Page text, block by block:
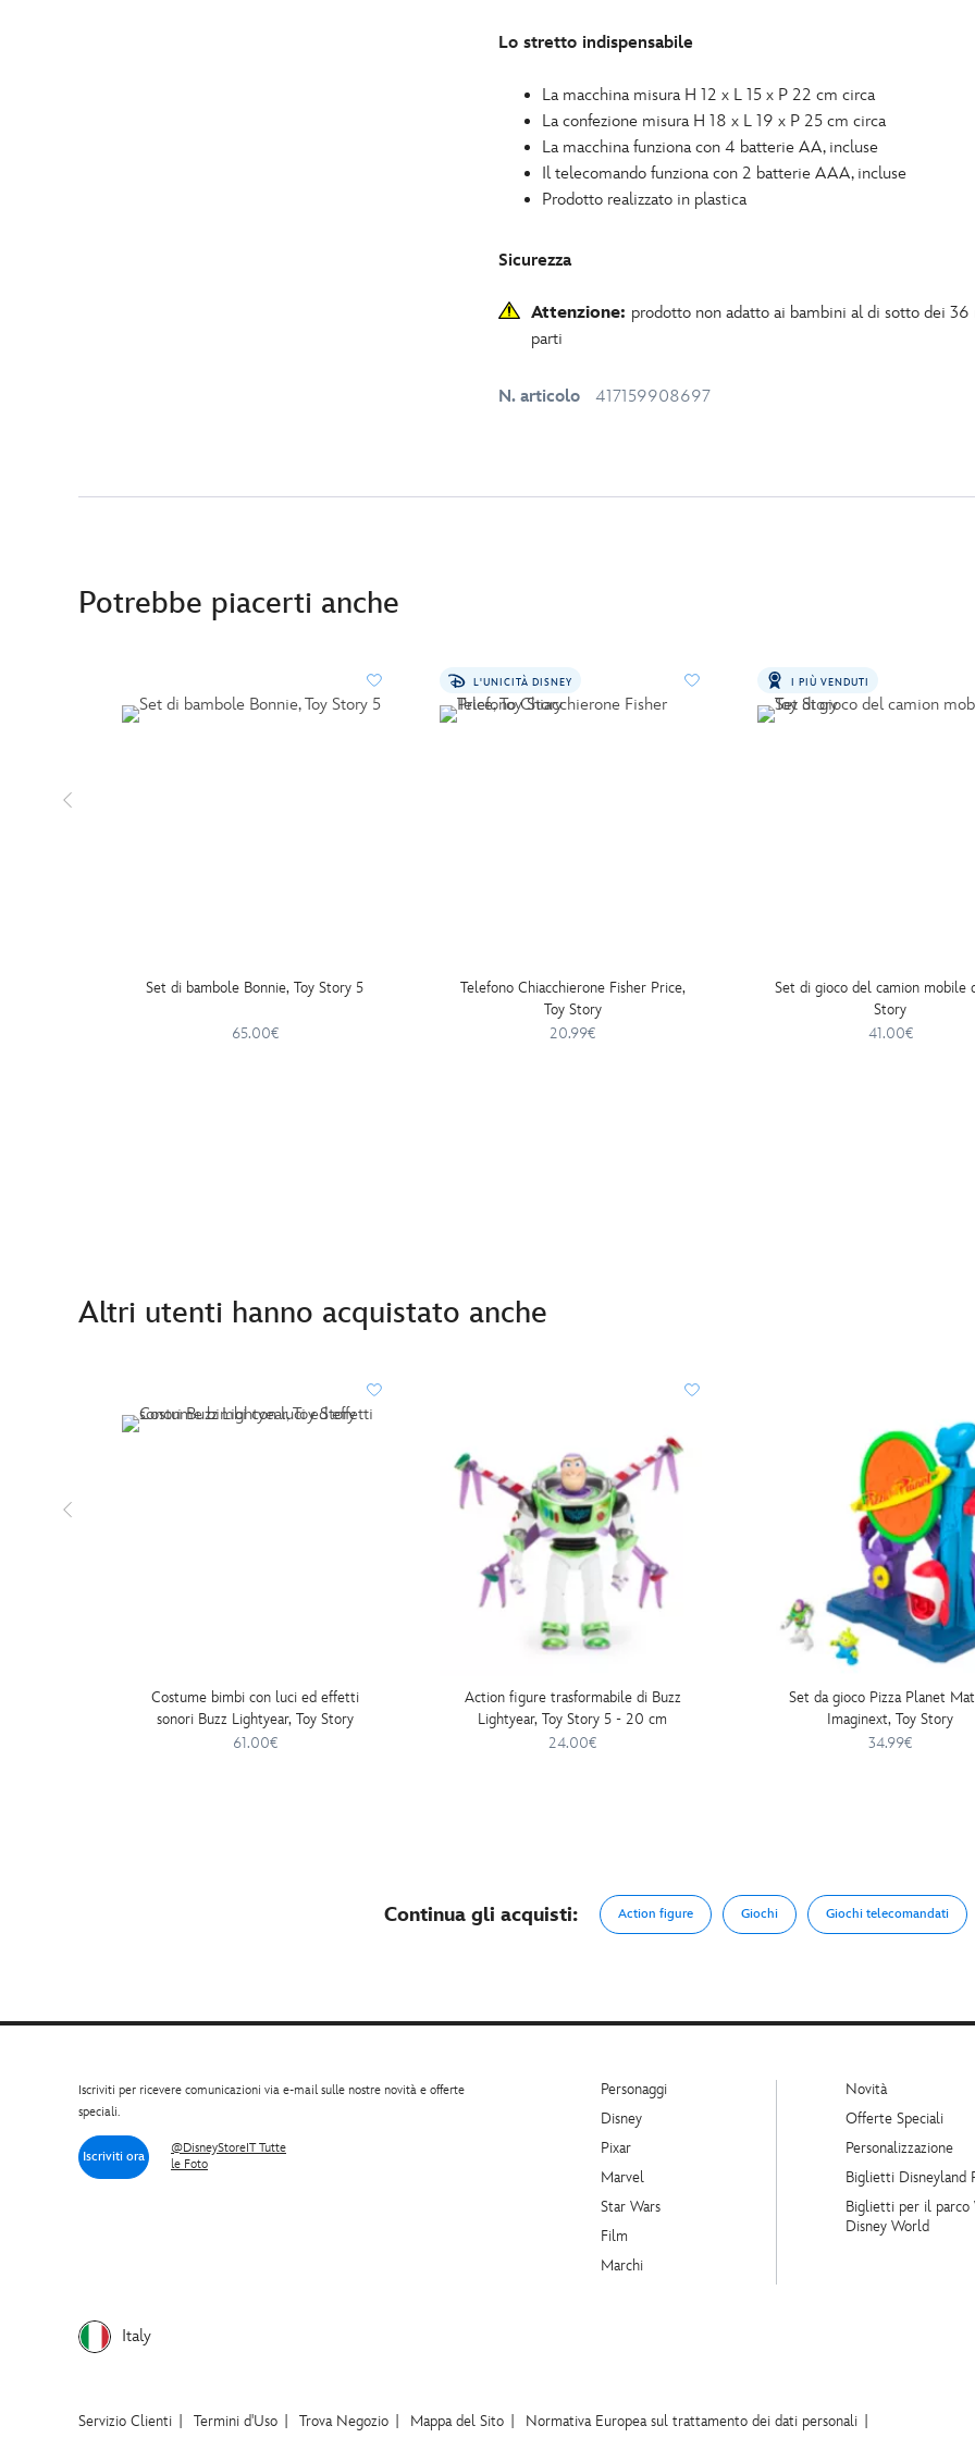
Lo stretto indispensabile
La macchina misura H 12 x L 15 x P 22 cm circa
La confezione misura H 18 x L 19 x P 25 cm circa
La macchina funziona con 4 batterie AA, incluse
Il telecomando funziona con 2 batterie AAA, incluse
Prodotto realizzato in plastica
Sicurezza
Attenzione: prodotto non adatto ai bambini al di sotto dei 36
parti
N. articolo 417159908697
Potrebbe piacerti anche
Set di bambole Bonnie, Toy Story 5
65.00€
L'UNICITÀ DISNEY
Telefono Chiacchierone Fisher Price,
Toy Story
20.99€
I PIÙ VENDUTI
Set di gioco del camion mobile
Story
41.00€
Altri utenti hanno acquistato anche
Costume bimbi con luci ed effetti
sonori Buzz Lightyear, Toy Story
61.00€
Action figure trasformabile di Buzz
Lightyear, Toy Story 5 - 20 cm
24.00€
Set da gioco Pizza Planet
Imaginext, Toy Story
34.99€
Continua gli acquisti: Action figure Giochi Giochi telecomandati
Iscriviti per ricevere comunicazioni via e-mail sulle nostre novità e offerte
speciali.
Iscriviti ora
@DisneyStoreIT Tutte
le Foto
Italy
Personaggi
Disney
Pixar
Marvel
Star Wars
Film
Marchi
Novità
Offerte Speciali
Personalizzazione
Biglietti Disneyland
Biglietti per il parco
Disney World
Servizio Clienti Termini d'Uso Trova Negozio Mappa del Sito Normativa Europea sul trattamento dei dati personali